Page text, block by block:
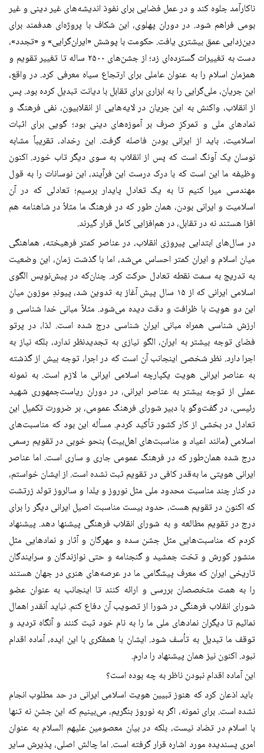
ناکارآمد جلوه کند و در عمل فضایی برای نفوذ اندیشه‌های غیر دینی و غیر
بومی فراهم شود. در دوران پهلوی، این شکاف با پروژه‌ای هدفمند برای
دین‌زدایی عمق بیشتری یافت. حکومت با پوشش «ایران‌گرایی» و «تجدد»،
دست به تغییرات گسترده‌ای زد؛ از جشن‌های ۲۵۰۰ ساله تا تغییر تقویم و
همزمان اسلام را به عنوان عاملی برای ارتجاع سیاه معرفی کرد. در واقع،
این جریان، ملی‌گرایی را به ابزاری برای تقابل با دیانت تبدیل کرده بود. پس
از انقلاب، واکنش به این جریان در لایه‌هایی از انقلابیون، نفی فرهنگ و
نمادهای ملی و تمرکزِ صرف بر آموزه‌های دینی بود؛ گویی برای اثبات
اسلامیت، باید از ایرانی بودن فاصله گرفت. این رخداد، تقریباً مشابه
نوسان یک آونگ است که پس از انقلاب به سوی دیگر تاب خورد. اکنون
وظیفه ما این است که با درک درست این فرآیند، این نوسانات را به قول
مهندسی میرا کنیم تا به یک تعادل پایدار برسیم؛ تعادلی که در آن
اسلامیت و ایرانی بودن، همان طور که در فرهنگ ما مثلاً در شاهنامه هم
افزا هستند نه در تقابل، در هم‌افزایی کامل قرار گیرند.
در سال‌های ابتدایی پیروزی انقلاب، در عناصر کمتر فرهیخته، هماهنگی
میان اسلام و ایران کمتر احساس می‌شد، اما با گذشت زمان، این وضعیت
به تدریج به سمت نقطه تعادل حرکت کرد. چنان‌که در پیش‌نویس الگوی
اسلامی ایرانی که از ۱۵ سال پیش آغاز به تدوین شد، پیوندِ موزون میان
این دو هویت با ظرافت و دقت دیده می‌شود. مثلاً مبانی خدا شناسی و
ارزش شناسی همراه مبانی ایران شناسی درج شده است. لذا، در پرتو
فضای توجه بیشتر به ایران، الگو نیازی به تجدیدنظر ندارد، بلکه نیاز به
اجرا دارد. نظر شخصی اینجانب آن است که در اجرا، توجه بیش از گذشته
به عناصر ایرانی هویت یکپارچه اسلامی ایرانی ما لازم است. به نمونه
عملی از توجه بیشتر به عناصر ایرانی، در دوران ریاست‌جمهوری شهید
رئیسی، در گفت‌و‌گو با دبیر شورای فرهنگ عمومی، بر ضرورت تکمیل این
تعادل در بخشی از کار کشور تأکید کردم. مسأله این بود که مناسبت‌های
اسلامی (مانند اعیاد و مناسبت‌های اهل‌بیت) بنحو خوبی در تقویم رسمی
درج شده همان‌طور که در فرهنگ عمومی جاری و ساری است. اما عناصر
ایرانی هویتی ما به‌قدر کافی در تقویم ثبت نشده است. از ایشان خواستم،
در کنار چند مناسبت محدود ملی مثل نوروز و یلدا و سالروز تولد زرتشت
که اکنون در تقویم هست، حدود بیست مناسبت اصیل ایرانی دیگر را برای
درج در تقویم مطالعه و به شورای انقلاب فرهنگی پیشنها دهد. پیشنهاد
کردم که مناسبت‌هایی مثل جشن سده و مهرگان و آثار و نمادهایی مثل
منشور کورش و تخت جمشید و گنجنامه و حتی نوازندگان و سرایندگان
تاریخی ایران که معرف پیشگامی ما در عرصه‌های هنری در جهان هستند
را به همت متخصصان بررسی و ارائه کنند تا اینجانب به عنوان عضو
شورای انقلاب فرهنگی در شورا از تصویب آن دفاع کنم. نباید آنقدر اهمال
نمائیم تا دیگران نمادهای ملی ما را به نام‌ خود ثبت کنند و آنگاه تردید و
توقف ما تبدیل به تأسف شود. ایشان با همفکری با این ایده، آماده اقدام
نبود. اکنون نیز همان پیشنهاد را دارم.
این آماده اقدام نبودن ناظر به چه بوده است؟
باید اذعان کرد که هنوز تبیین هویت اسلامی ایرانی در حد مطلوب انجام
نشده است. برای نمونه، اگر به نوروز بنگریم، می‌بینیم که این جشن نه تنها
با اسلام در تضاد نیست، بلکه در بیان معصومین علیهم السلام به عنوان
امری پسندیده مورد اشاره قرار گرفته است. اما چالش اصلی، پذیرش سایر